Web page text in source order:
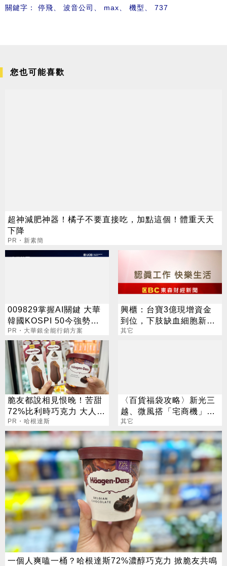
關鍵字： 停飛 波音公司 max 機型 737
您也可能喜歡
超神減肥神器！橘子不要直接吃，加點這個！體重天天
下降
PR・新素簡
009829掌握AI關鍵 大華
韓國KOSPI 50今強勢開
募
PR・大華銀全能行銷方案
興櫃：台寶3億現增資金
到位，下肢缺血細胞新藥
目標H2向美提交一期臨床
其它
脆友都說相見恨晚！苦甜
72%比利時巧克力 大人味
爆紅！
PR・哈根達斯
〈百貨福袋攻略〉新光三
越、微風搭「宅商機」搶
福袋免排隊 遠東SOGO有
隱藏版
其它
一個人爽嗑一桶？哈根達斯72%濃醇巧克力 掀脆友共鳴